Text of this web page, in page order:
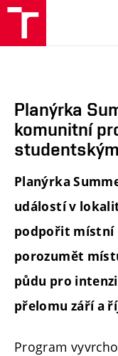
Planýrka
komunitní
Planýrka
událostí v
podpořit místní
porozumět
půdu pro
přelomu září a
Program